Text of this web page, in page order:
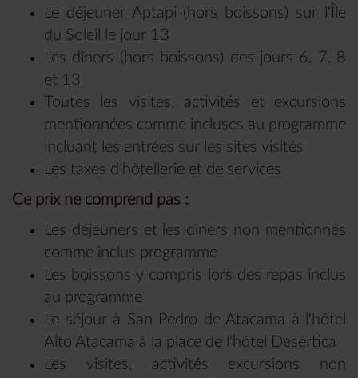
Le déjeuner Aptapi (hors boissons) sur l'Île
du Soleil le jour 13
Les dîners (hors boissons) des jours 6, 7, 8
et 13
Toutes les visites, activités et excursions
mentionnées comme incluses au programme
incluant les entrées sur les sites visités
Les taxes d’hôtellerie et de services
Ce prix ne comprend pas :
Les déjeuners et les dîners non mentionnés
comme inclus programme
Les boissons y compris lors des repas inclus
au programme
Le séjour à San Pedro de Atacama à l'hôtel
Alto Atacama à la place de l'hôtel Desértica
Les visites, activités excursions non